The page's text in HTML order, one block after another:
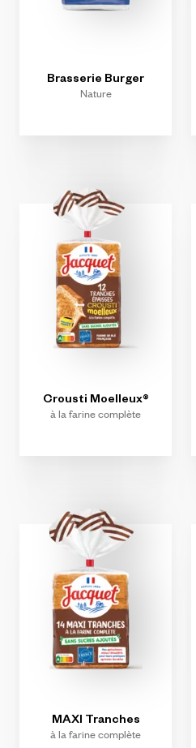
Brasserie Burger
Nature
Crousti Moelleux®
à la farine complète
MAXI Tranches
à la farine complète